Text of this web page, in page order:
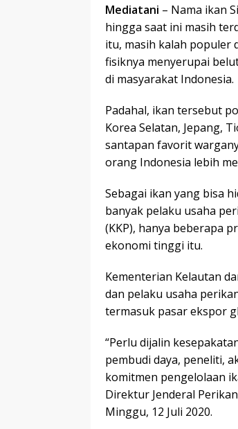
Mediatani – Nama ikan
hingga saat ini masih
itu, masih kalah populer
fisiknya menyerupai
di masyarakat Indonesia.
Padahal, ikan tersebut
Korea Selatan, Jepang,
santapan favorit
orang Indonesia lebih
Sebagai ikan yang bisa
banyak pelaku usaha
(KKP), hanya beberapa
ekonomi tinggi itu.
Kementerian Kelautan
dan pelaku usaha
termasuk pasar ekspor
“Perlu dijalin
pembudi daya, peneliti,
komitmen pengelolaan
Direktur Jenderal
Minggu, 12 Juli 2020.